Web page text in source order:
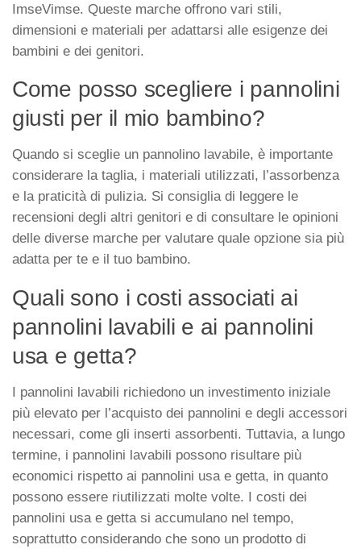
ImseVimse. Queste marche offrono vari stili,
dimensioni e materiali per adattarsi alle esigenze dei
bambini e dei genitori.
Come posso scegliere i pannolini
giusti per il mio bambino?
Quando si sceglie un pannolino lavabile, è importante
considerare la taglia, i materiali utilizzati, l’assorbenza
e la praticità di pulizia. Si consiglia di leggere le
recensioni degli altri genitori e di consultare le opinioni
delle diverse marche per valutare quale opzione sia più
adatta per te e il tuo bambino.
Quali sono i costi associati ai
pannolini lavabili e ai pannolini
usa e getta?
I pannolini lavabili richiedono un investimento iniziale
più elevato per l’acquisto dei pannolini e degli accessori
necessari, come gli inserti assorbenti. Tuttavia, a lungo
termine, i pannolini lavabili possono risultare più
economici rispetto ai pannolini usa e getta, in quanto
possono essere riutilizzati molte volte. I costi dei
pannolini usa e getta si accumulano nel tempo,
soprattutto considerando che sono un prodotto di